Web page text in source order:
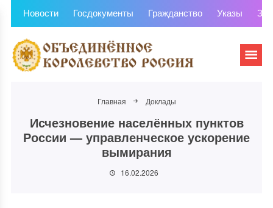
Новости Госдокументы Гражданство Указы
Главная Доклады
Исчезновение населённых пунктов
России — управленческое ускорение
вымирания
16.02.2026